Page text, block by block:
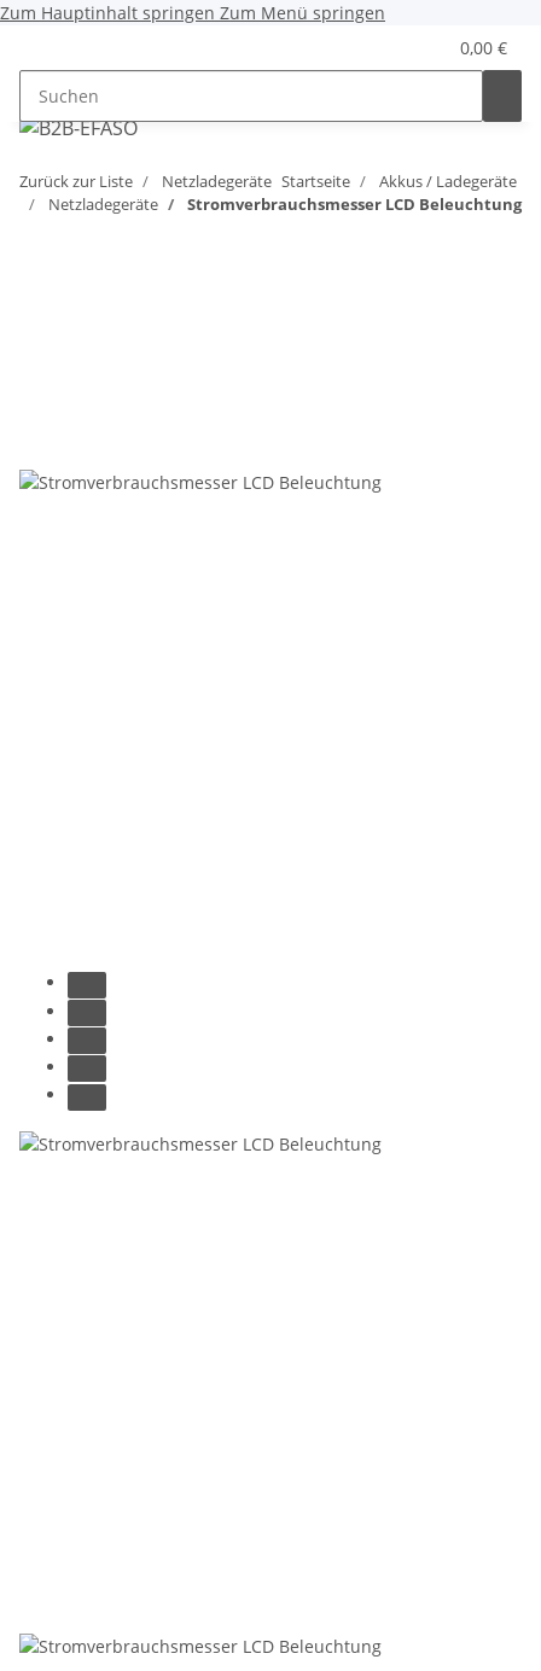
Zum Hauptinhalt springen Zum Menü springen
0,00 €
Zurück zur Liste Netzladegeräte Startseite
Akkus / Ladegeräte
Netzladegeräte
Stromverbrauchsmesser LCD Beleuchtung